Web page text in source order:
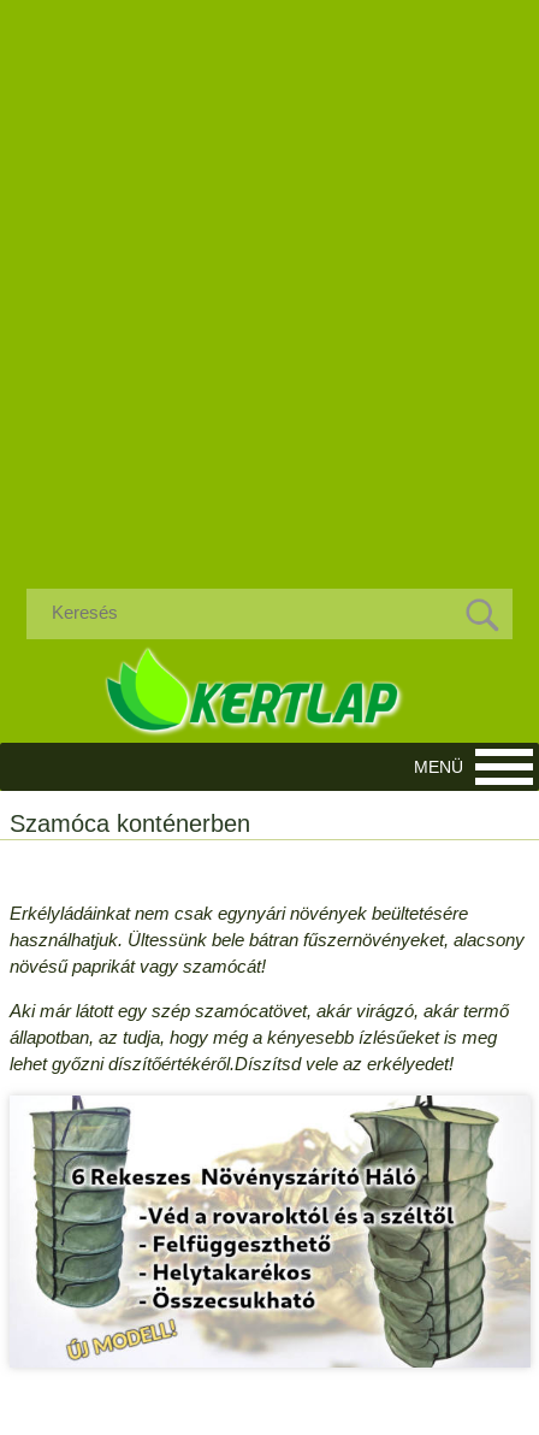
Szamóca konténerben
Erkélyládáinkat nem csak egynyári növények beültetésére
használhatjuk. Ültessünk bele bátran fűszernövényeket, alacsony
növésű paprikát vagy szamócát!
Aki már látott egy szép szamócatövet, akár virágzó, akár termő
állapotban, az tudja, hogy még a kényesebb ízlésűeket is meg
lehet győzni díszítőértékéről.Díszítsd vele az erkélyedet!